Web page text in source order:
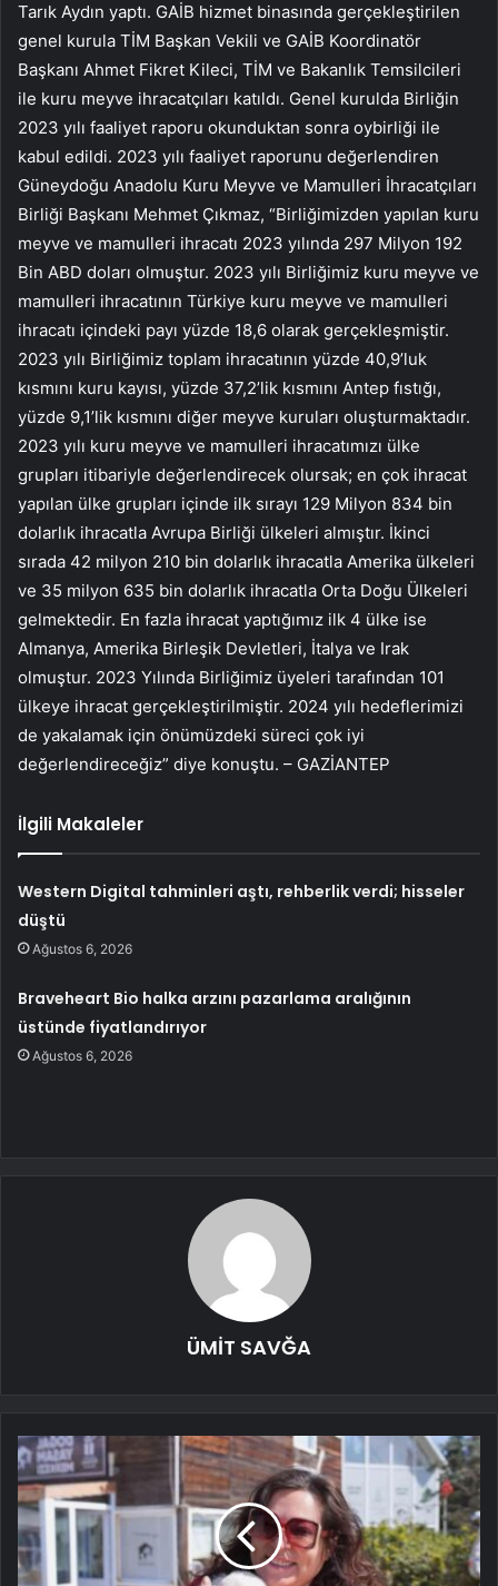
Tarık Aydın yaptı. GAİB hizmet binasında gerçekleştirilen
genel kurula TİM Başkan Vekili ve GAİB Koordinatör
Başkanı Ahmet Fikret Kileci, TİM ve Bakanlık Temsilcileri
ile kuru meyve ihracatçıları katıldı. Genel kurulda Birliğin
2023 yılı faaliyet raporu okunduktan sonra oybirliği ile
kabul edildi. 2023 yılı faaliyet raporunu değerlendiren
Güneydoğu Anadolu Kuru Meyve ve Mamulleri İhracatçıları
Birliği Başkanı Mehmet Çıkmaz, “Birliğimizden yapılan kuru
meyve ve mamulleri ihracatı 2023 yılında 297 Milyon 192
Bin ABD doları olmuştur. 2023 yılı Birliğimiz kuru meyve ve
mamulleri ihracatının Türkiye kuru meyve ve mamulleri
ihracatı içindeki payı yüzde 18,6 olarak gerçekleşmiştir.
2023 yılı Birliğimiz toplam ihracatının yüzde 40,9’luk
kısmını kuru kayısı, yüzde 37,2’lik kısmını Antep fıstığı,
yüzde 9,1’lik kısmını diğer meyve kuruları oluşturmaktadır.
2023 yılı kuru meyve ve mamulleri ihracatımızı ülke
grupları itibariyle değerlendirecek olursak; en çok ihracat
yapılan ülke grupları içinde ilk sırayı 129 Milyon 834 bin
dolarlık ihracatla Avrupa Birliği ülkeleri almıştır. İkinci
sırada 42 milyon 210 bin dolarlık ihracatla Amerika ülkeleri
ve 35 milyon 635 bin dolarlık ihracatla Orta Doğu Ülkeleri
gelmektedir. En fazla ihracat yaptığımız ilk 4 ülke ise
Almanya, Amerika Birleşik Devletleri, İtalya ve Irak
olmuştur. 2023 Yılında Birliğimiz üyeleri tarafından 101
ülkeye ihracat gerçekleştirilmiştir. 2024 yılı hedeflerimizi
de yakalamak için önümüzdeki süreci çok iyi
değerlendireceğiz” diye konuştu. – GAZİANTEP
İlgili Makaleler
Western Digital tahminleri aştı, rehberlik verdi; hisseler
düştü
Ağustos 6, 2026
Braveheart Bio halka arzını pazarlama aralığının
üstünde fiyatlandırıyor
Ağustos 6, 2026
ÜMİT SAVĞA